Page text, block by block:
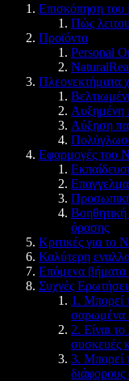
Επισκόπηση του
Πώς
Προϊόντα
Personal
Πλεονεκτήματα
Αυξημένη
Αύξηση
Εφαρμογές του
Βοηθητική
όρασης
Κριτικές για το
Καλύτερη
Επόμενα
Συχνές
1. Μπορεί
σαρωμένα
2. Είναι
συσκευές
3. Μπορεί